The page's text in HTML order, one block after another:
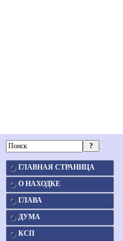
ГЛАВНАЯ СТРАНИЦА
О НАХОДКЕ
ГЛАВА
ДУМА
КСП